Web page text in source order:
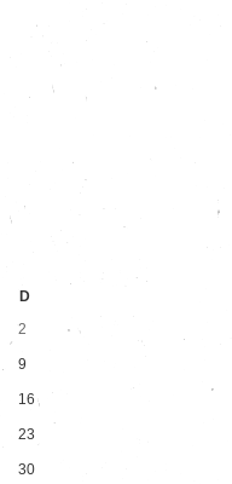
D
2
9
16
23
30